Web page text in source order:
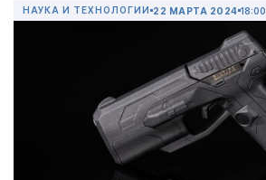
НАУКА И ТЕХНОЛОГИИ 22 МАРТА 2024 18:00